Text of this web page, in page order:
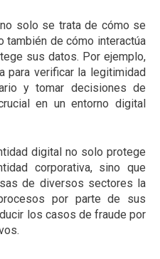
solo se trata de cómo se
también de cómo interactúa
sus datos. Por ejemplo,
para verificar la legitimidad
y tomar decisiones de
en un entorno digital
digital no solo protege
corporativa, sino que
de diversos sectores la
por parte de sus
los casos de fraude por